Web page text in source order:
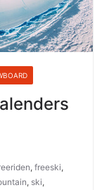
, freeski,
, ski,